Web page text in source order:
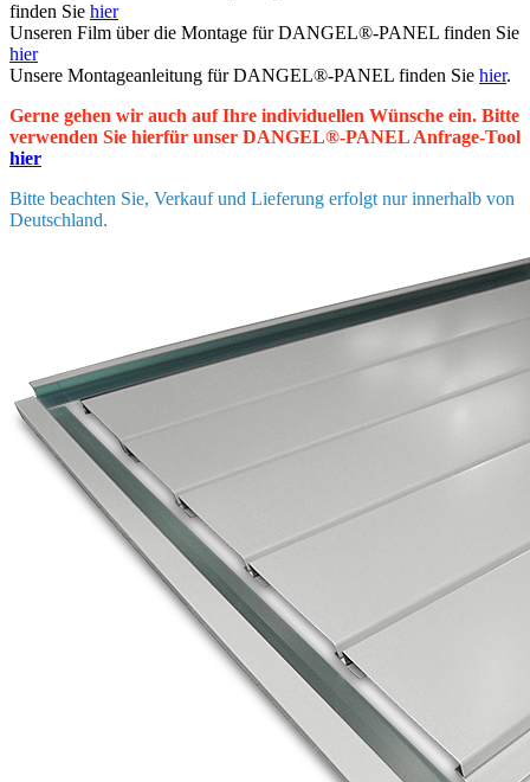
finden Sie hier
Unseren Film über die Montage für DANGEL®-PANEL finden Sie
hier
Unsere Montageanleitung für DANGEL®-PANEL finden Sie hier.
Gerne gehen wir auch auf Ihre individuellen Wünsche ein. Bitte
verwenden Sie hierfür unser DANGEL®-PANEL Anfrage-Tool
hier
Bitte beachten Sie, Verkauf und Lieferung erfolgt nur innerhalb von
Deutschland.